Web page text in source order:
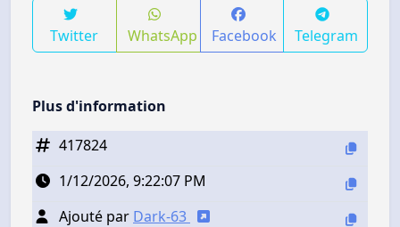
Twitter WhatsApp Facebook Telegram
Plus d'information
417824
1/12/2026, 9:22:07 PM
Ajouté par Dark-63